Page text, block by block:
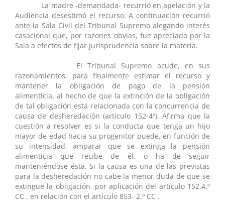
La madre -demandada- recurrió en apelación y la
Audiencia desestimó el recurso. A continuación recurrió
ante la Sala Civil del Tribunal Supremo alegando interés
casacional que, por razones obvias, fue apreciado por la
Sala a efectos de fijar jurisprudencia sobre la materia.
El Tribunal Supremo acude, en sus
razonamientos, para finalmente estimar el recurso y
mantener la obligación de pago de la pensión
alimenticia, al hecho de que la extinción de la obligación
de tal obligación está relacionada con la concurrencia de
causa de desheredación (artículo 152-4º). Afirma que la
cuestión a resolver es si la conducta que tenga un hijo
mayor de edad hacia su progenitor puede, en función de
su intensidad, amparar que se extinga la pensión
alimenticia que recibe de él, o ha de seguir
manteniéndose ésta. Si la causa es una de las previstas
para la desheredación no cabe la menor duda de que se
extingue la obligación, por aplicación del artículo 152.4.º
CC , en relación con el artículo 853- 2.º CC .